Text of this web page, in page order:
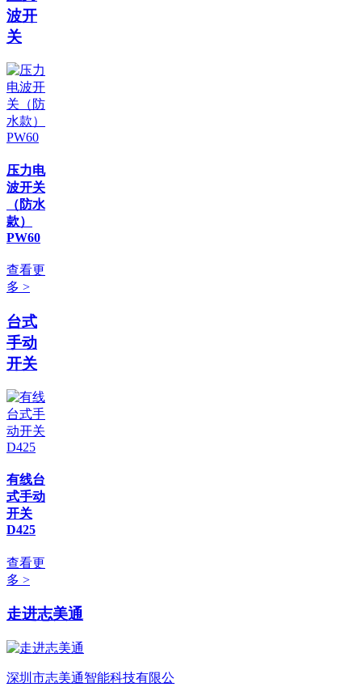
波开
关
压力电
波开关
（防水
款）
PW60
查看更
多 >
台式
手动
开关
有线台
式手动
开关
D425
查看更
多 >
走进志美通
深圳市志美通智能科技有限公